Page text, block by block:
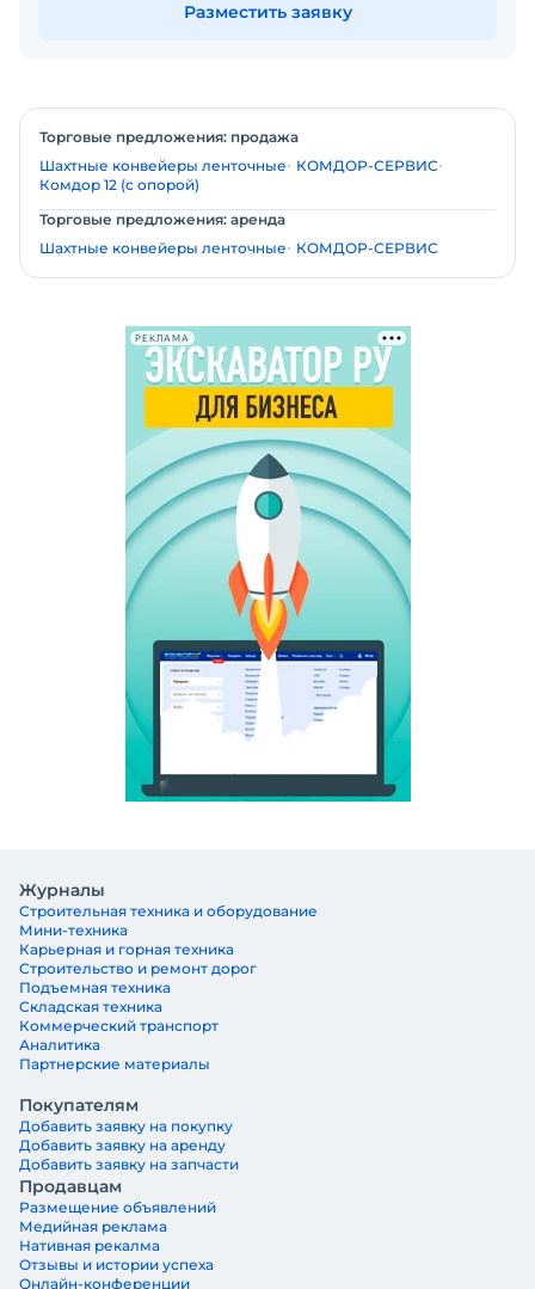
Разместить заявку
Торговые предложения: продажа
Шахтные конвейеры ленточные
КОМДОР-СЕРВИС
Комдор 12 (с опорой)
Торговые предложения: аренда
Шахтные конвейеры ленточные
КОМДОР-СЕРВИС
РЕКЛАМА
Журналы
Строительная техника и оборудование
Мини-техника
Карьерная и горная техника
Строительство и ремонт дорог
Подъемная техника
Складская техника
Коммерческий транспорт
Аналитика
Партнерские материалы
Покупателям
Добавить заявку на покупку
Добавить заявку на аренду
Добавить заявку на запчасти
Продавцам
Размещение объявлений
Медийная реклама
Нативная рекалма
Отзывы и истории успеха
Онлайн-конференции